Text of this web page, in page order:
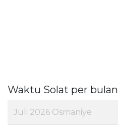
Waktu Solat per bulan
Juli 2026 Osmaniye